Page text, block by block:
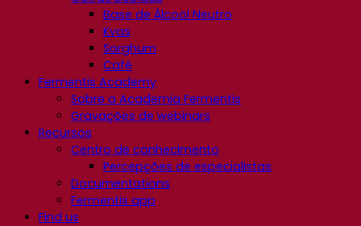
Base de Álcool Neutro
Kvas
Sorghum
Café
Fermentis Academy
Sobre a Academia Fermentis
Gravações de webinars
Recursos
Centro de conhecimento
Percepções de especialistas
Documentations
Fermentis app
Find us